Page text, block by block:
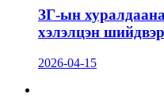
ЗГ-ын
хэлэлцэн
2026-04-15